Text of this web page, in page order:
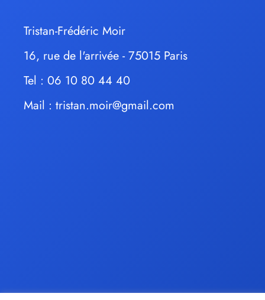
Tristan-Frédéric Moir
16, rue de l'arrivée - 75015 Paris
Tel : 06 10 80 44 40
Mail : tristan.moir@gmail.com